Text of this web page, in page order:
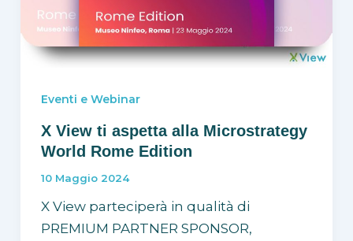
Eventi e Webinar
X View ti aspetta alla Microstrategy
World Rome Edition
10 Maggio 2024
X View parteciperà in qualità di
PREMIUM PARTNER SPONSOR,